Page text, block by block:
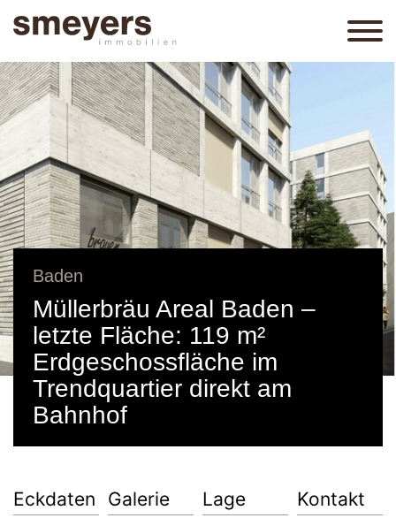
Baden
Müllerbräu Areal Baden –
letzte Fläche: 119 m²
Erdgeschossfläche im
Trendquartier direkt am
Bahnhof
Eckdaten Galerie Lage Kontakt